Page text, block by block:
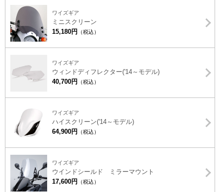
ワイズギア
ミニスクリーン
15,180円
（税込）
ワイズギア
ウィンドディフレクター('14～モデル)
40,700円
（税込）
ワイズギア
ハイスクリーン('14～モデル)
64,900円
（税込）
ワイズギア
ウインドシールド ミラーマウント
17,600円
（税込）